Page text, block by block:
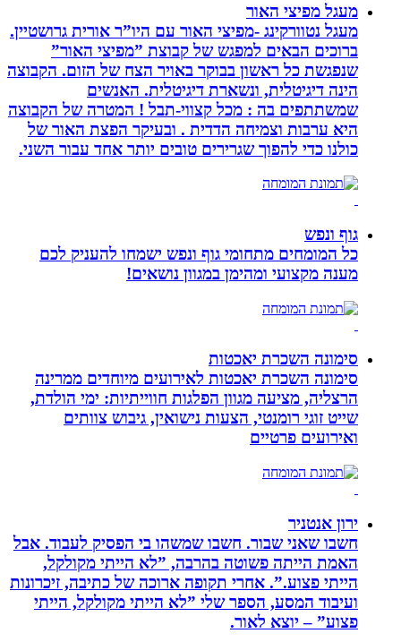
מעגל מפיצי האור
מעגל נטוורקינג -מפיצי האור עם היו”ר אורית גרושטיין.
ברוכים הבאים למפגש של קבוצת ”מפיצי האור”
שנפגשת כל ראשון בבוקר באויר הצח של הזום. הקבוצה
הינה דיגיטלית, ונשארת דיגיטלית. האנשים
שמשתתפים בה : מכל קצווי-תבל ! המטרה של הקבוצה
היא ערבות וצמיחה הדדית . ובעיקר הפצת האור של
כולנו כדי להפוך שגרירים טובים יותר אחד עבור השני.
גוף ונפש
כל המומחים מתחומי גוף ונפש ישמחו להעניק לכם
מענה מקצועי ומהימן במגוון נושאים!
סימונה השכרת יאכטות
סימונה השכרת יאכטות לאירועים מיוחדים ממרינה
הרצליה, מציעה מגוון הפלגות חווייתיות: ימי הולדת,
שייט זוגי רומנטי, הצעות נישואין, גיבוש צוותים
ואירועים פרטיים
ירון אנטניר
חשבו שאני שבור. חשבו שמשהו בי הפסיק לעבוד. אבל
האמת הייתה פשוטה בהרבה, ”לא הייתי מקולקל,
הייתי פצוע.”. אחרי תקופה ארוכה של כתיבה, זיכרונות
ועיבוד המסע, הספר שלי ”לא הייתי מקולקל, הייתי
פצוע” – יוצא לאור.